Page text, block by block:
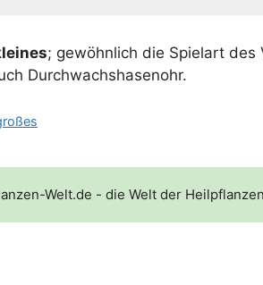
; gewöhn­lich die Spiel­art
Durchwachshasenohr.
Welt.de - die Welt der